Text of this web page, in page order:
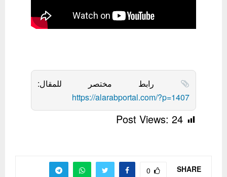
رابط مختصر للمقال:
https://alarabportal.com/?p=1407
Post Views: 24
SHARE
0